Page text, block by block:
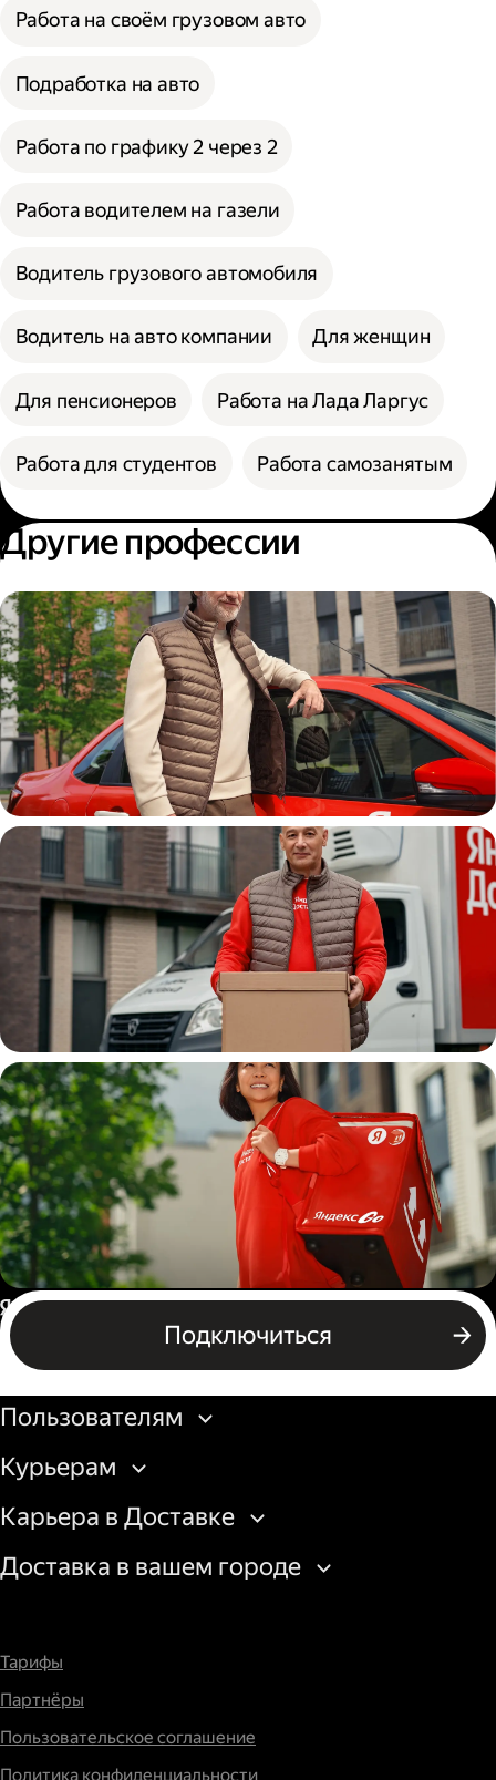
Работа на своём грузовом авто
Подработка на авто
Работа по графику 2 через 2
Работа водителем на газели
Водитель грузового автомобиля
Водитель на авто компании Для женщин
Для пенсионеров Работа на Лада Ларгус
Работа для студентов Работа самозанятым
Другие профессии
Автокурьер
Водитель
грузовой машины
Пеший курьер
Подключиться
Россия
Бизнесу
Пользователям
Курьерам
Карьера в Доставке
Доставка в вашем городе
Тарифы
Партнёры
Пользовательское соглашение
Политика конфиденциальности